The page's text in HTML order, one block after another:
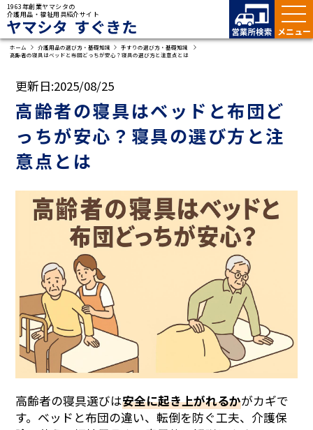
1963年創業ヤマシタの
介護用品・福祉用具紹介サイト
ホーム 介護用品の選び方・基礎知識
手すりの選び方・基礎知識
高齢者の寝具はベッドと布団どっちが安心？寝具の選び方と注意点とは
更新日:2025/08/25
高齢者の寝具はベッドと布団ど
っちが安心？寝具の選び方と注
意点とは
高齢者の寝具選びは安全に起き上がれるかがカギで
す。ベッドと布団の違い、転倒を防ぐ工夫、介護保